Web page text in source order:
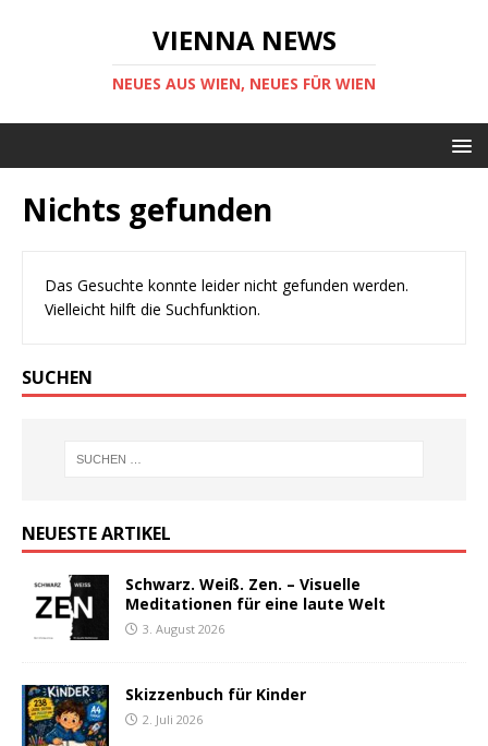
VIENNA NEWS
NEUES AUS WIEN, NEUES FÜR WIEN
Nichts gefunden
Das Gesuchte konnte leider nicht gefunden werden.
Vielleicht hilft die Suchfunktion.
SUCHEN
NEUESTE ARTIKEL
Schwarz. Weiß. Zen. – Visuelle
Meditationen für eine laute Welt
3. August 2026
Skizzenbuch für Kinder
2. Juli 2026